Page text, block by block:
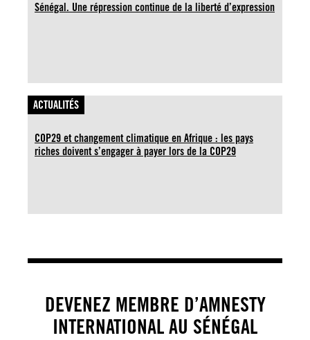
Sénégal. Une répression continue de la liberté d’expression
ACTUALITÉS
COP29 et changement climatique en Afrique : les pays
riches doivent s’engager à payer lors de la COP29
DEVENEZ MEMBRE D’AMNESTY
INTERNATIONAL AU SÉNÉGAL